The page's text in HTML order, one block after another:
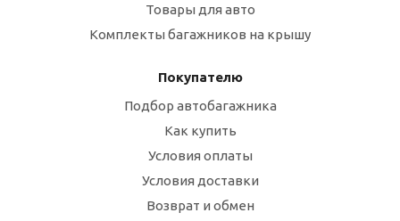
Товары для авто
Комплекты багажников на крышу
Покупателю
Подбор автобагажника
Как купить
Условия оплаты
Условия доставки
Возврат и обмен